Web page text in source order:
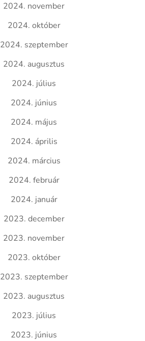
2024. november
2024. október
2024. szeptember
2024. augusztus
2024. július
2024. június
2024. május
2024. április
2024. március
2024. február
2024. január
2023. december
2023. november
2023. október
2023. szeptember
2023. augusztus
2023. július
2023. június